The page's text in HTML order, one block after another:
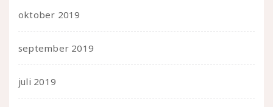
oktober 2019
september 2019
juli 2019